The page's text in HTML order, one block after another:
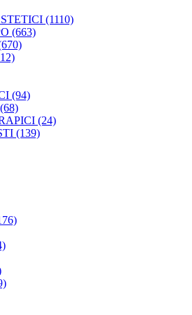
(1110)
(663)
(94)
(68)
(24)
(139)